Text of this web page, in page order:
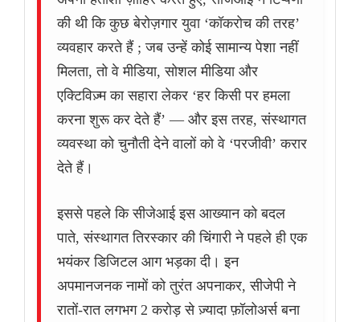
की थी कि कुछ बेरोज़गार युवा ‘कॉकरोच की तरह’
व्यवहार करते हैं ; जब उन्हें कोई सामान्य पेशा नहीं
मिलता, तो वे मीडिया, सोशल मीडिया और
एक्टिविज़्म का सहारा लेकर ‘हर किसी पर हमला
करना शुरू कर देते हैं’ — और इस तरह, संस्थागत
व्यवस्था को चुनौती देने वालों को वे ‘परजीवी’ करार
देते हैं।
इससे पहले कि सीजेआई इस आख्यान को बदल
पाते, संस्थागत तिरस्कार की चिंगारी ने पहले ही एक
भयंकर डिजिटल आग भड़का दी। इन
अपमानजनक नामों को तुरंत अपनाकर, सीजेपी ने
रातों-रात लगभग 2 करोड़ से ज़्यादा फ़ॉलोअर्स बना